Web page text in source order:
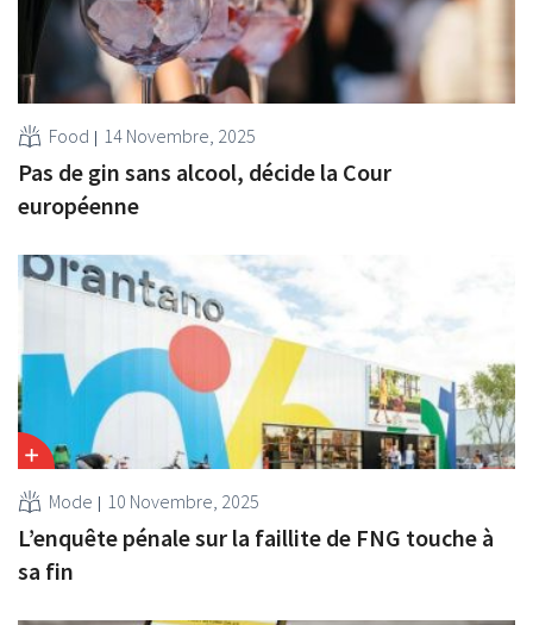
Food 14 Novembre, 2025
Pas de gin sans alcool, décide la Cour
européenne
Mode 10 Novembre, 2025
L’enquête pénale sur la faillite de FNG touche à
sa fin